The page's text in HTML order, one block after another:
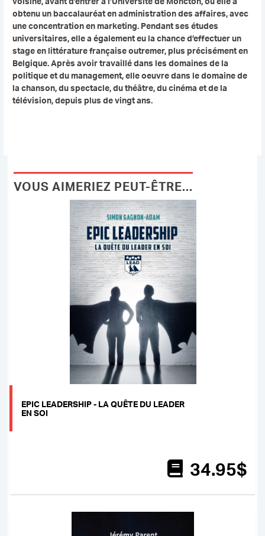
obtenu un baccalauréat en administration des affaires, avec
une concentration en marketing. Pendant ses études
universitaires, elle a également eu la chance d’effectuer un
stage en littérature française outremer, plus précisément en
Belgique. Après avoir travaillé dans les domaines de la
politique et du management, elle oeuvre dans le domaine de
la chanson, du spectacle, du théâtre, du cinéma et de la
télévision, depuis plus de vingt ans.
VOUS AIMERIEZ PEUT-ÊTRE...
EPIC LEADERSHIP - LA QUÊTE DU LEADER
EN SOI
34.95$